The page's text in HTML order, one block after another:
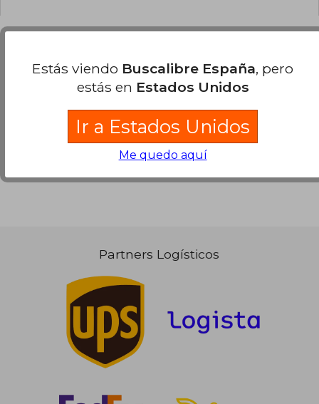
Opiniones sobre Buscalibre
Ver más opiniones de clientes
Partners Logísticos
Estás viendo Buscalibre España, pero
estás en Estados Unidos
Ir a Estados Unidos
Me quedo aquí